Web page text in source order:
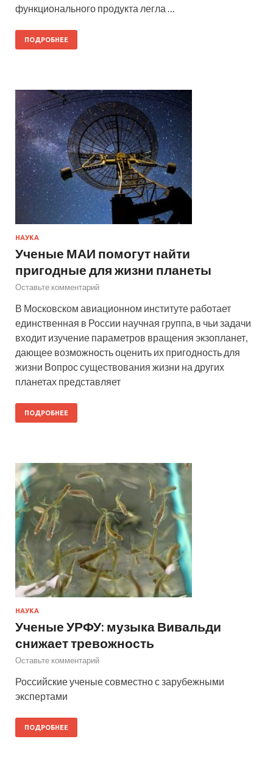
функционального продукта легла …
ПОДРОБНЕЕ
НАУКА
Ученые МАИ помогут найти
пригодные для жизни планеты
Оставьте комментарий
В Московском авиационном институте работает
единственная в России научная группа, в чьи задачи
входит изучение параметров вращения экзопланет,
дающее возможность оценить их пригодность для
жизни Вопрос существования жизни на других
планетах представляет
ПОДРОБНЕЕ
НАУКА
Ученые УРФУ: музыка Вивальди
снижает тревожность
Оставьте комментарий
Российские ученые совместно с зарубежными
экспертами
ПОДРОБНЕЕ